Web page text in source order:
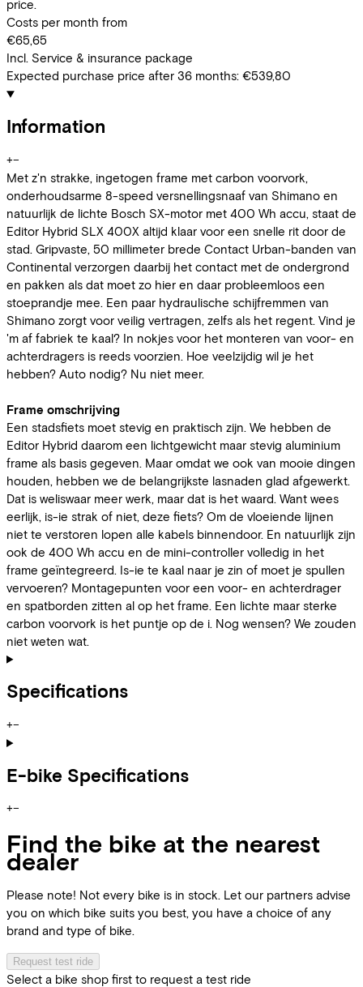
price.
Costs per month from
€65,65
Incl. Service & insurance package
Expected purchase price after 36 months: €539,80
Information
+−
Met z'n strakke, ingetogen frame met carbon voorvork,
onderhoudsarme 8-speed versnellingsnaaf van Shimano en
natuurlijk de lichte Bosch SX-motor met 400 Wh accu, staat de
Editor Hybrid SLX 400X altijd klaar voor een snelle rit door de
stad. Gripvaste, 50 millimeter brede Contact Urban-banden van
Continental verzorgen daarbij het contact met de ondergrond
en pakken als dat moet zo hier en daar probleemloos een
stoeprandje mee. Een paar hydraulische schijfremmen van
Shimano zorgt voor veilig vertragen, zelfs als het regent. Vind je
'm af fabriek te kaal? In nokjes voor het monteren van voor- en
achterdragers is reeds voorzien. Hoe veelzijdig wil je het
hebben? Auto nodig? Nu niet meer.
Frame omschrijving
Een stadsfiets moet stevig en praktisch zijn. We hebben de
Editor Hybrid daarom een lichtgewicht maar stevig aluminium
frame als basis gegeven. Maar omdat we ook van mooie dingen
houden, hebben we de belangrijkste lasnaden glad afgewerkt.
Dat is weliswaar meer werk, maar dat is het waard. Want wees
eerlijk, is-ie strak of niet, deze fiets? Om de vloeiende lijnen
niet te verstoren lopen alle kabels binnendoor. En natuurlijk zijn
ook de 400 Wh accu en de mini-controller volledig in het
frame geïntegreerd. Is-ie te kaal naar je zin of moet je spullen
vervoeren? Montagepunten voor een voor- en achterdrager
en spatborden zitten al op het frame. Een lichte maar sterke
carbon voorvork is het puntje op de i. Nog wensen? We zouden
niet weten wat.
Specifications
+−
E-bike Specifications
+−
Find the bike at the nearest
dealer
Please note! Not every bike is in stock. Let our partners advise
you on which bike suits you best, you have a choice of any
brand and type of bike.
Request test ride
Select a bike shop first to request a test ride